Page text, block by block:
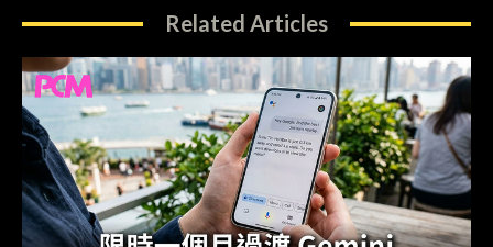
Related Articles